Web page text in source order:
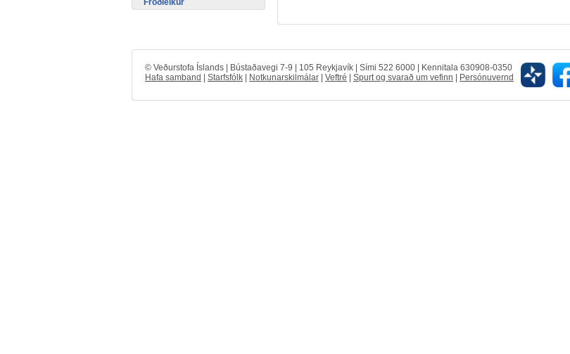
© Veðurstofa Íslands | Bústaðavegi 7-9 | 105 Reykjavík | Sími 522 6000 | Kennitala 630908-0350
Hafa samband
Starfsfólk Notkunarskilmálar Veftré Spurt og svarað um vefinn Persónuvernd